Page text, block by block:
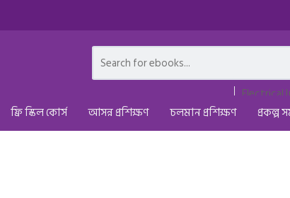
ফ্রি স্কিল কোর্স আসন্ন প্রশিক্ষণ চলমান প্রশিক্ষণ প্রকল্প